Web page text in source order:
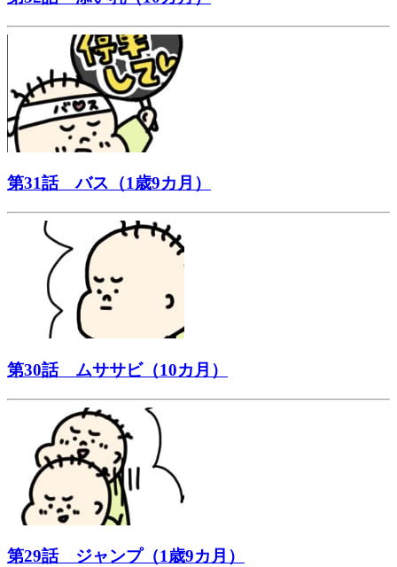
第31話 バス（1歳9カ月）
第30話 ムササビ（10カ月）
第29話 ジャンプ（1歳9カ月）